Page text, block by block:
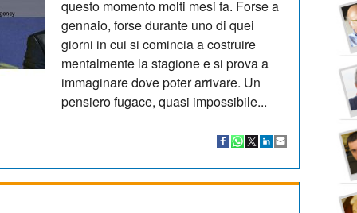
questo momento molti mesi fa. Forse a
gennaio, forse durante uno di quei
giorni in cui si comincia a costruire
mentalmente la stagione e si prova a
immaginare dove poter arrivare. Un
pensiero fugace, quasi impossibile...